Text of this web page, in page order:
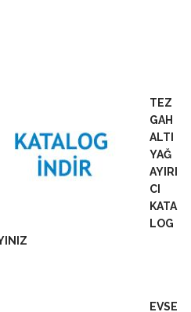
TEZ
GAH
ALTI
YAĞ
AYIRI
CI
KATA
LOG
EVSE